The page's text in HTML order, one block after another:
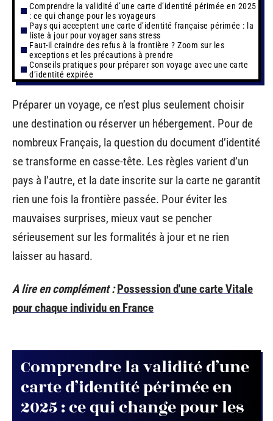
Comprendre la validité d’une carte d’identité périmée en 2025
: ce qui change pour les voyageurs
Pays qui acceptent une carte d’identité française périmée : la
liste à jour pour voyager sans stress
Faut-il craindre des refus à la frontière ? Zoom sur les
exceptions et les précautions à prendre
Conseils pratiques pour préparer son voyage avec une carte
d’identité expirée
Préparer un voyage, ce n’est plus seulement choisir
une destination ou réserver un hébergement. Pour de
nombreux Français, la question du document d’identité
se transforme en casse-tête. Les règles varient d’un
pays à l’autre, et la date inscrite sur la carte ne garantit
rien une fois la frontière passée. Pour éviter les
mauvaises surprises, mieux vaut se pencher
sérieusement sur les formalités à jour et ne rien
laisser au hasard.
A lire en complément : Possession d'une carte Vitale
pour chaque individu en France
Comprendre la validité d’une
carte d’identité périmée en
2025 : ce qui change pour les